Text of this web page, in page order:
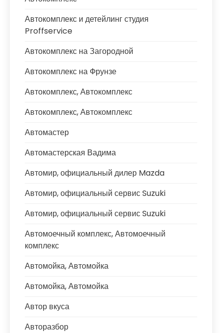
Автокомплекс и детейлинг студия
Proffservice
Автокомплекс на Загородной
Автокомплекс на Фрунзе
Автокомплекс, Автокомплекс
Автокомплекс, Автокомплекс
Автомастер
Автомастерская Вадима
Автомир, официальный дилер Mazda
Автомир, официальный сервис Suzuki
Автомир, официальный сервис Suzuki
Автомоечный комплекс, Автомоечный
комплекс
Автомойка, Автомойка
Автомойка, Автомойка
Автор вкуса
Авторазбор